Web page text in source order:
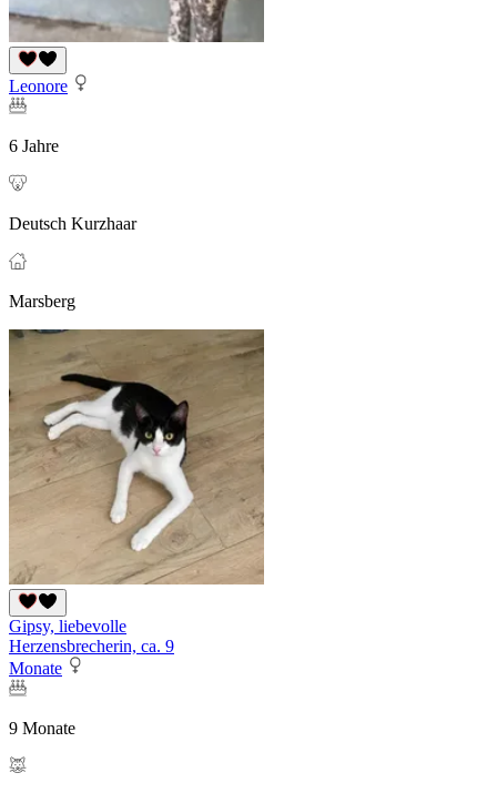
Leonore
6 Jahre
Deutsch Kurzhaar
Marsberg
Gipsy, liebevolle
Herzensbrecherin, ca. 9
Monate
9 Monate